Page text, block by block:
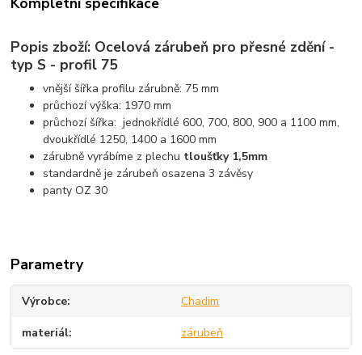
Popis zboží: Ocelová zárubeň pro přesné zdění -
typ S - profil 75
vnější šířka profilu zárubně: 75 mm
průchozí výška: 1970 mm
průchozí šířka: jednokřídlé 600, 700, 800, 900 a 1100 mm,
dvoukřídlé 1250, 1400 a 1600 mm
zárubně vyrábíme z plechu tloušťky 1,5mm
standardně je zárubeň osazena 3 závěsy
panty OZ 30
Parametry
Výrobce Chadim
materiál zárubeň